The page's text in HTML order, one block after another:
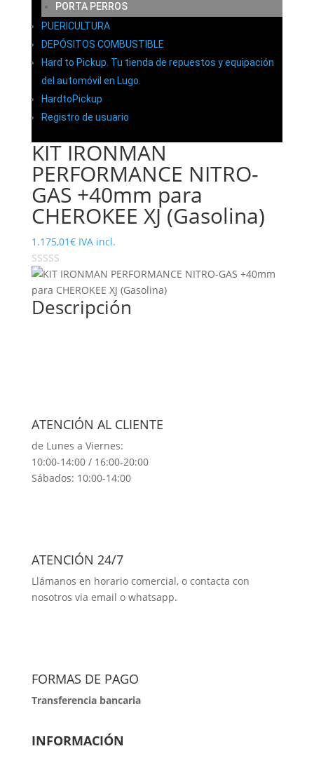
PORTA PERROS
PUERICULTURA
DEPÓSITOS COMBUSTIBLE
Hard to Pickup. Tu tienda de repuestos y equipación
del automóvil en Lugo.
HardtoPickup
Registro de usuario
KIT IRONMAN
PERFORMANCE NITRO-
GAS +40mm para
CHEROKEE XJ (Gasolina)
1.175,01€ IVA incl.
Descripción
ATENCIÓN AL CLIENTE
de Lunes a Viernes:
10:00-14:00 / 16:00-20:00
Sábados: 10:00-14:00
ATENCIÓN 24/7
Llámanos en horario comercial, o contacta con
nosotros via email o whatsapp.
FORMAS DE PAGO
Transferencia bancaria
INFORMACIÓN